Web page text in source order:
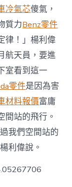
冷氣芯傻氣，
質力Benz零件
律！」楊利偉
航天員，要進
室看到這一
零件是因為害
材料報價富庸
間站的飛行。
我們空間站的
利偉說。